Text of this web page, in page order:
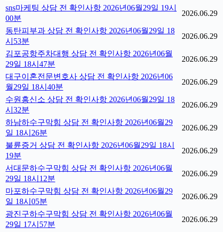
sns마케팅 상담 전 확인사항 2026년06월29일 19시
00분
2026.06.29
동탄피부과 상담 전 확인사항 2026년06월29일 18
시53분
2026.06.29
김포공항주차대행 상담 전 확인사항 2026년06월
29일 18시47분
2026.06.29
대구이혼전문변호사 상담 전 확인사항 2026년06
월29일 18시40분
2026.06.29
수원흥신소 상담 전 확인사항 2026년06월29일 18
시32분
2026.06.29
하남하수구막힘 상담 전 확인사항 2026년06월29
일 18시26분
2026.06.29
불륜증거 상담 전 확인사항 2026년06월29일 18시
19분
2026.06.29
서대문하수구막힘 상담 전 확인사항 2026년06월
29일 18시12분
2026.06.29
마포하수구막힘 상담 전 확인사항 2026년06월29
일 18시05분
2026.06.29
광진구하수구막힘 상담 전 확인사항 2026년06월
29일 17시57분
2026.06.29